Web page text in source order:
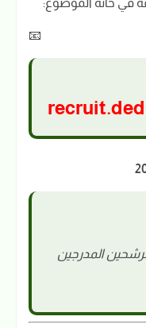
في خانة الموضوع:
📧
المدرجين